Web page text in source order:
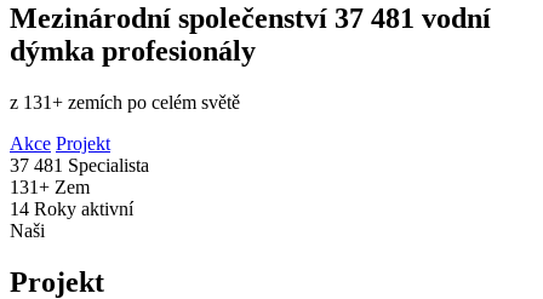
Mezinárodní společenství 37 481 vodní
dýmka profesionály
z 131+ zemích po celém světě
Akce Projekt
37 481 Specialista
131+ Zem
14 Roky aktivní
Naši
Projekt